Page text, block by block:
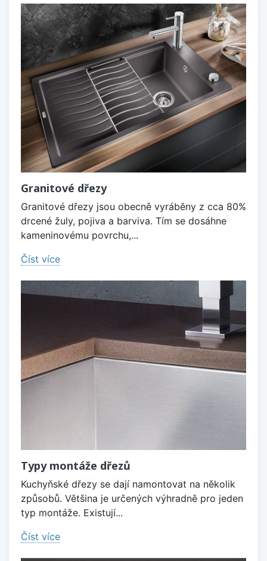
Granitové dřezy
Granitové dřezy jsou obecně vyráběny z cca 80%
drcené žuly, pojiva a barviva. Tím se dosáhne
kameninovému povrchu,...
Číst více
Typy montáže dřezů
Kuchyňské dřezy se dají namontovat na několik
způsobů. Většina je určených výhradně pro jeden
typ montáže. Existují...
Číst více